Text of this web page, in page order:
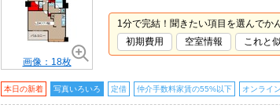
画像：18枚
1分で完結！聞きたい項目を選んでか
初期費用
空室情報 これと
本日の新着 写真いろいろ 定借 仲介手数料家賃の55%以下 オンライ